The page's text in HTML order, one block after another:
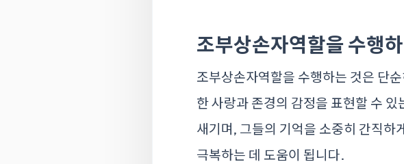
조부상손자역할을 수행
조부상손자역할을 수행하는 것은 단
한 사랑과 존경의 감정을 표현할 수
새기며, 그들의 기억을 소중히 간직하
극복하는 데 도움이 됩니다.